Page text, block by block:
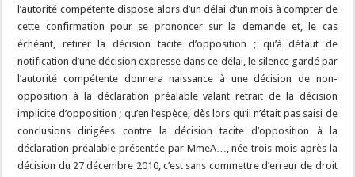
l’autorité compétente dispose alors d’un délai d’un mois à compter de
cette confirmation pour se prononcer sur la demande et, le cas
échéant, retirer la décision tacite d’opposition ; qu’à défaut de
notification d’une décision expresse dans ce délai, le silence gardé par
l’autorité compétente donnera naissance à une décision de non-
opposition à la déclaration préalable valant retrait de la décision
implicite d’opposition ; qu’en l’espèce, dès lors qu’il n’était pas saisi de
conclusions dirigées contre la décision tacite d’opposition à la
déclaration préalable présentée par MmeA…, née trois mois après la
décision du 27 décembre 2010, c’est sans commettre d’erreur de droit